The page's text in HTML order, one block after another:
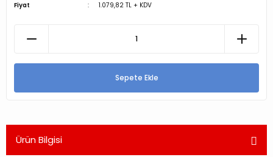
Fiyat 1.079,82 TL + KDV
Sepete Ekle
Ürün Bilgisi